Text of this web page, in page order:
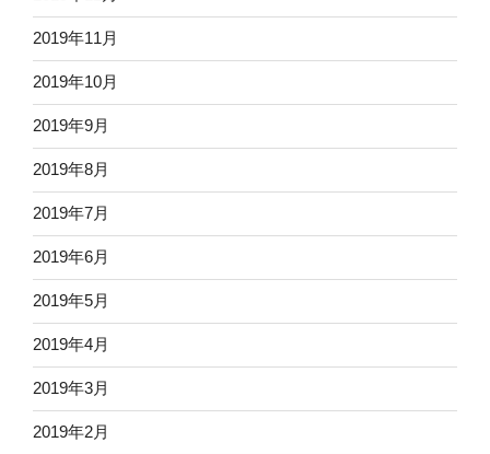
2019年11月
2019年10月
2019年9月
2019年8月
2019年7月
2019年6月
2019年5月
2019年4月
2019年3月
2019年2月